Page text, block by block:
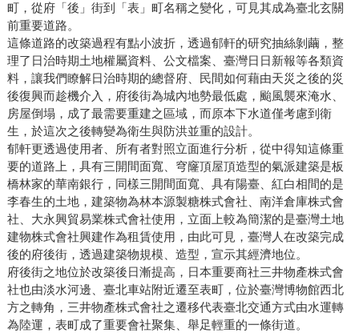
町，從府「後」街到「表」町名稱之變化，可見其成為臺北玄關
前重要道路。
這條道路的改築過程有點小波折，透過郁軒的研究抽絲剝繭，整
理了日治時期土地權屬資料、公文檔案、臺灣日日新報等各類資
料，讓我們瞭解日治時期的總督府、民間如何藉由天災之後的災
後復興而趁機介入，府後街為城內地勢最低處，颱風襲來淹水、
房屋倒塌，成了最需要重建之區域，而原本下水道僅考慮到衛
生，於這次之後轉變為衛生與防洪並重的設計。
郁軒更透過使用者、所有者對照立面進行分析，從中得知這條重
要的道路上，具有三開間面寬、穹窿頂屋頂造型的氣派建築是板
橋林家的華南銀行，同樣三開間面寬、具有陽臺、紅白相間的是
李春生的土地，建築物為林本源製糖株式會社、南洋倉庫株式會
社、大永興貿易業株式會社使用，立面上較為簡潔的是臺灣土地
建物株式會社興建作為租賃使用，由此可見，臺灣人在改築完成
後的府後街，透過建築物規模、造型，宣示其經濟地位。
府後街之地位於改築後日漸提高，日本重要商社三井物產株式會
社也由淡水河邊、臺北車站附近遷至表町，位於臺灣博物館西北
方之轉角，三井物產株式會社之遷移代表臺北交通方式由水運轉
為陸運，表町成了重要會社聚集、舉足輕重的一條街道。